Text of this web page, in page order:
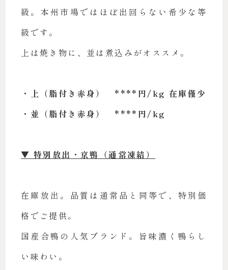
級。本州市場ではほぼ出回らない希少な等
級です。
上は焼き物に、並は煮込みがオススメ。
・上（脂付き赤身） ****円/kg 在庫僅少
・並（脂付き赤身） ****円/kg
▼ 特別放出・京鴨（通常凍結）
在庫放出。品質は通常品と同等で、特別価
格でご提供。
国産合鴨の人気ブランド。旨味濃く鴨らし
い味わい。